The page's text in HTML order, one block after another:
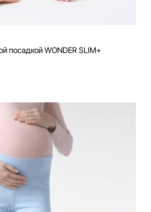
посадкой WONDER SLIM+